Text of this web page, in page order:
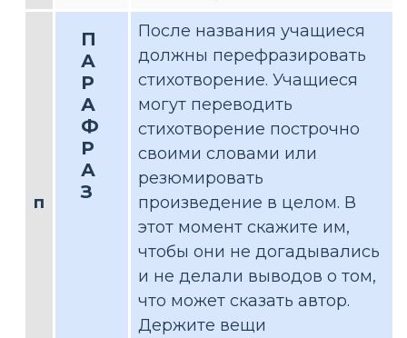
п
П
А
Р
А
Ф
Р
А
З
После названия учащиеся
должны перефразировать
стихотворение. Учащиеся
могут переводить
стихотворение построчно
своими словами или
резюмировать
произведение в целом. В
этот момент скажите им,
чтобы они не догадывались
и не делали выводов о том,
что может сказать автор.
Держите вещи